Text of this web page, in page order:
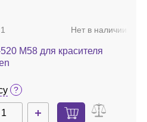
Нет в наличии
M58 для красителя